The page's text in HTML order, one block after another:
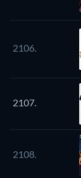
2106.
2107.
2108.